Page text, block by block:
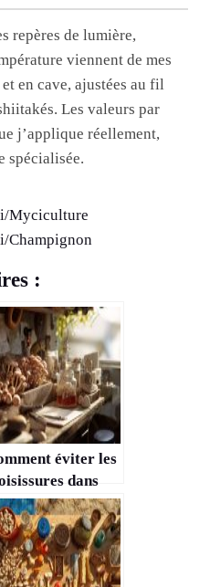
repères de lumière,
viennent de mes
en cave, ajustées au fil
Les valeurs par
j’applique réellement,
spécialisée.
Myciculture
Champignon
:
éviter les
dans
culture de
?